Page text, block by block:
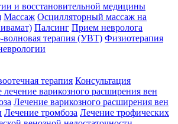
и восстановительной медицины
Массаж Осцилляторный массаж на
Палсинг Прием невролога
волновая терапия (УВТ) Физиотерапия
терапия Консультация
лечение варикозного расширения вен
Лечение варикозного расширения вен
Лечение тромбоза Лечение трофических